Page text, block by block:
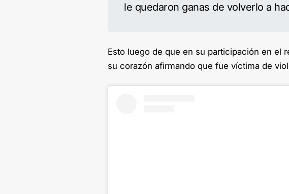
le quedaron ganas de volverlo a
Esto luego de que en su participación en el
su corazón afirmando que fue víctima de